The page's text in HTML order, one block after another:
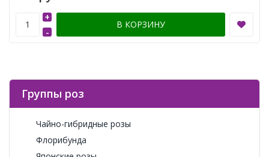
-
+
В КОРЗИНУ
Группы роз
Чайно-гибридные розы
Флорибунда